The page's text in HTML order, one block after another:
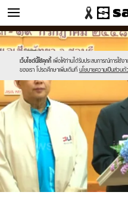
ข่าว
เว็บไซต์นี้ใช้คุกกี้ เพื่อให้ท่านได้รับประสบการณ์การใช้
ของเรา โปรดศึกษาเพิ่มเติมที่ นโยบายความเป็นส่วนตั
Sanook
//s.isanook.com/sr/0/images/
new-
sanook.png
600
60
//s.isanook.com/ns/0/ud/366/
01.jpg